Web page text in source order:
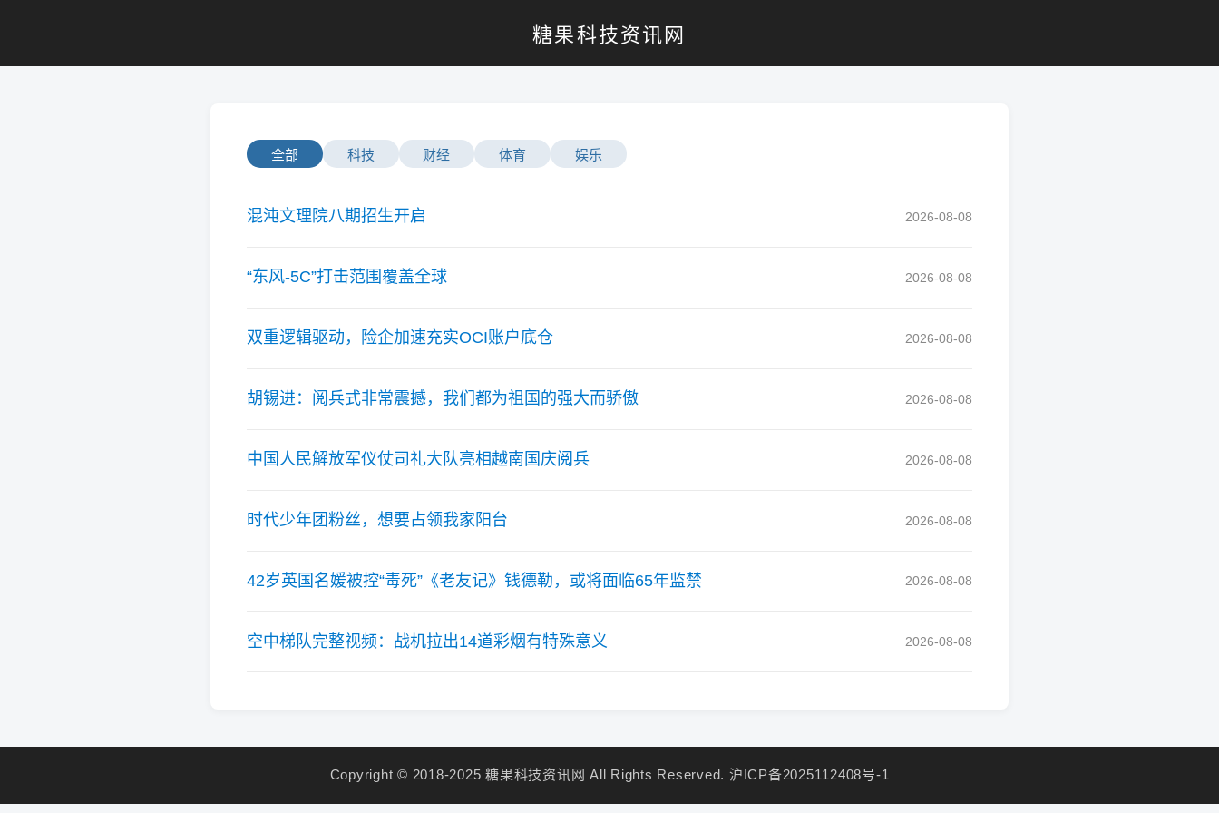
糖果科技资讯网
全部 科技 财经 体育 娱乐
混沌文理院八期招生开启 2026-08-08
“东风-5C”打击范围覆盖全球 2026-08-08
双重逻辑驱动，险企加速充实OCI账户底仓 2026-08-08
胡锡进：阅兵式非常震撼，我们都为祖国的强大而骄傲 2026-08-08
中国人民解放军仪仗司礼大队亮相越南国庆阅兵 2026-08-08
时代少年团粉丝，想要占领我家阳台 2026-08-08
42岁英国名媛被控“毒死”《老友记》钱德勒，或将面临65年监禁 2026-08-08
空中梯队完整视频：战机拉出14道彩烟有特殊意义 2026-08-08
Copyright © 2018-2025 糖果科技资讯网 All Rights Reserved. 沪ICP备2025112408号-1